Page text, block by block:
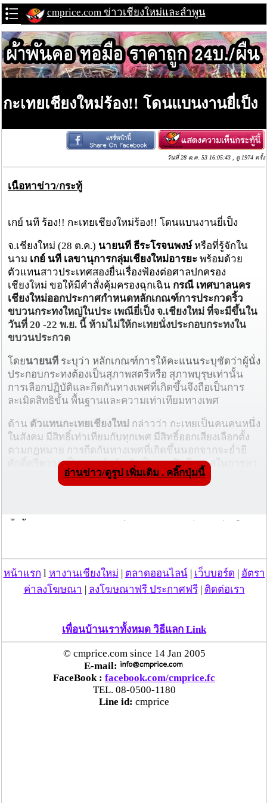
cmprice.com ข่าวเชียงใหม่และลำพูน
กะเทยเชียงใหม่ร้อง!! โดนแบนงานยี่เป็ง
วันที่ 28 ต.ค. 53 16:05:43 , ดู 1974 ครั้ง
เนื้อหาข่าว/กระทู้
เกย์ นที ร้อง!! กะเทยเชียงใหม่ร้อง!! โดนแบนงานยี่เป็ง
จ.เชียงใหม่ (28 ต.ค.) นายนที ธีระโรจนพงษ์ หรือที่รู้จักใน
นาม เกย์ นที เลขานุการกลุ่มเชียงใหม่อารยะ พร้อมด้วย
ตัวแทนสาวประเทศสองยื่นเรื่องฟ้องต่อศาลปกครอง
เชียงใหม่ ขอให้มีคำสั่งคุ้มครองฉุกเฉิน กรณี เทศบาลนคร
เชียงใหม่ออกประกาศกำหนดหลักเกณฑ์การประกวดริ้ว
ขบวนกระทงใหญ่ในประ เพณียี่เป็ง จ.เชียงใหม่ ที่จะมีขึ้นใน
วันที่ 20 -22 พ.ย. นี้ ห้ามไม่ให้กะเทยนั่งประกอบกระทงใน
ขบวนประกวด
โดยนายนที ระบุว่า หลักเกณฑ์การให้คะแนนระบุชัดว่าผู้นั่ง
ประกอบกระทงต้องเป็นสุภาพสตรีหรือ สุภาพบุรุษเท่านั้น
การเลือกปฏิบัติและกีดกันทางเพศที่เกิดขึ้นจึงถือเป็นการ
ละเมิดสิทธิขั้น พื้นฐานและความเท่าเทียมทางเพศ
ด้าน ตัวแทนกะเทยเชียงใหม่ กล่าวว่า กะเทยเป็นคนคนหนึ่ง
ในสังคม มีสิทธิ์เท่าเทียมกับทุกเพศ มีสิทธิ์ออกเสียงเลือกตั้ง
ตามกฏหมาย การกีดกันทางเพศที่เกิดขึ้นนอกจากจะย่ำยี
ศักดิ์ศรีความเป็นมนุษย์แล้ว ยังเป็นการปิดโอกาสในการหา
รายได้อีกด้วย เนื่องจากหลายปีที่ผ่านมากะเทยจะมีรายได้
จากการรับจ้างนั่งประกอบกระทง แม้ค่าจ้างจะเพียง 2,000 -
กำหนดมาแล้วคงต้องให้เกียรติคณะกรรมการด้วย ทั้งนี้เมื่อ
มีการร้องเรียนเข้ามาเรายินดีที่จะร่วมกันหาทางออก โดย
จะนำข้อร้องเรียนเข้าที่ประชุมคณะกรรมการจัดประเพณียี่
อ่านข่าว/ดูรูป เพิ่มเติม . คลิ๊กปุ่มนี้
หน้าแรก l หางานเชียงใหม่ | ตลาดออนไลน์| เว็บบอร์ด | อัตรา
ค่าลงโฆษณา | ลงโฆษณาฟรี ประกาศฟรี| ติดต่อเรา
เพื่อนบ้านเราทั้งหมด วิธีแลก Link
© cmprice.com since 14 Jan 2005
E-mail:
FaceBook : facebook.com/cmprice.fc
TEL. 08-0500-1180
Line id: cmprice